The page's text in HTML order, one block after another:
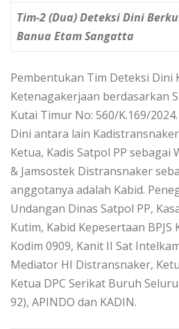
Tim-2 (Dua) Deteksi Dini
Banua Etam Sangatta
Pembentukan Tim Deteksi Dini
Ketenagakerjaan berdasarkan
Kutai Timur No: 560/K.169/
Dini antara lain
Ketua, Kadis Satpol PP sebagai
& Jamsostek Distransnaker
anggotanya adalah Kabid.
Undangan Dinas Satpol PP,
Kutim, Kabid Kepesertaan BPJS
Kodim 0909, Kanit II Sat
Mediator HI Distransnaker,
Ketua DPC Serikat Buruh
92), APINDO dan KADIN.